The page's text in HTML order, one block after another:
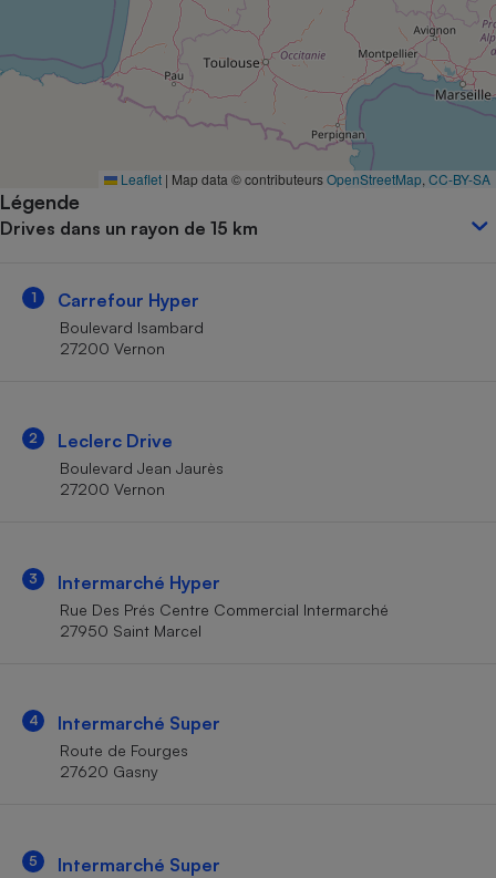
Leaflet | Map data © contributeursOpenStreetMap CC-BY-SA
Légende
Drives dans un rayon de 15 km
1 Carrefour Hyper
Boulevard Isambard
27200 Vernon
2 Leclerc Drive
Boulevard Jean Jaurès
27200 Vernon
3 Intermarché Hyper
Rue Des Prés Centre Commercial Intermarché
27950 Saint Marcel
4 Intermarché Super
Route de Fourges
27620 Gasny
5 Intermarché Super
Complément
alimentaire
Assurance emprunteur
Petit électroménager -
Mutuelle